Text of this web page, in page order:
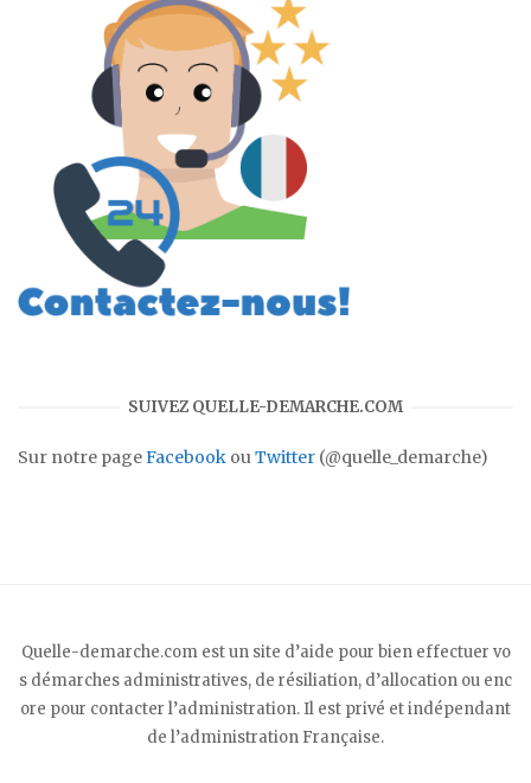
SUIVEZ QUELLE-DEMARCHE.COM
Sur notre pageFacebook ouTwitter (@quelle_demarche)
Quelle-demarche.com est un site d’aide pour bien effectuer vo
s démarches administratives, de résiliation, d’allocation ou enc
ore pour contacter l’administration. Il est privé et indépendant
de l’administration Française.